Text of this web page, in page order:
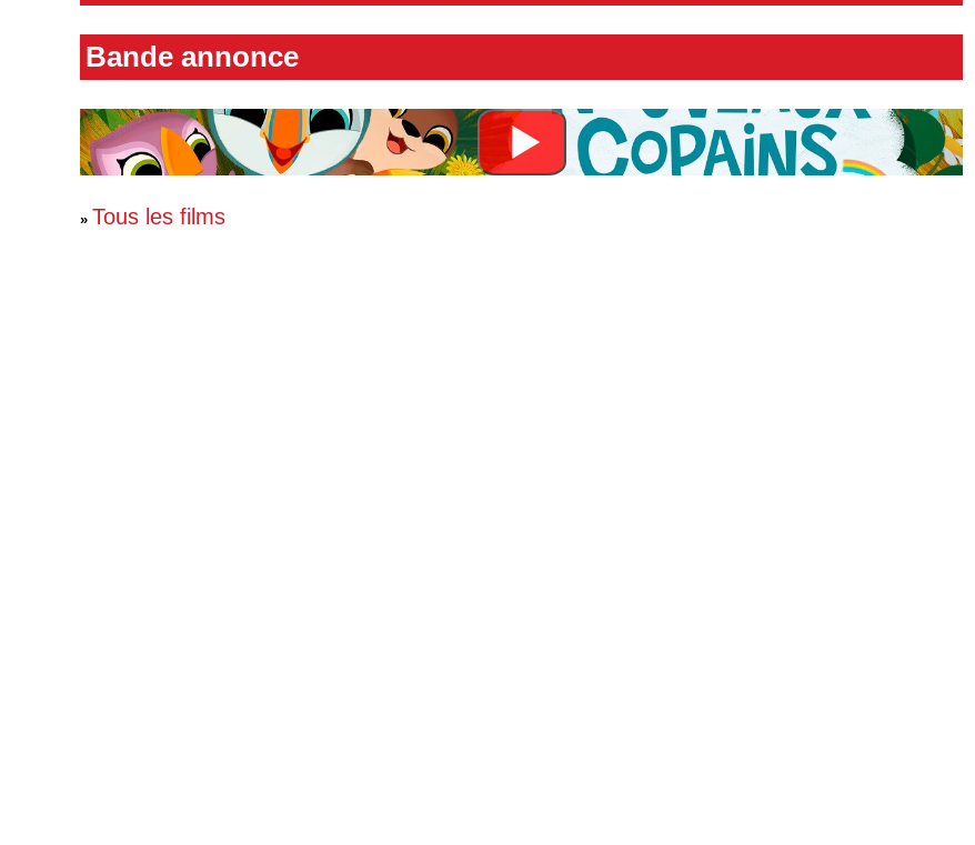
Bande annonce
» Tous les films